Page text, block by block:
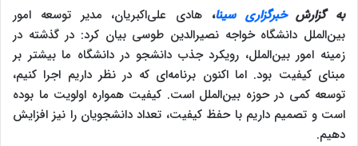
به گزارشخبرگزاری سینا، هادی علی‌اکبریان، مدیر توسعه امور
بین‌الملل دانشگاه خواجه نصیرالدین طوسی بیان کرد: در گذشته در
زمینه امور بین‌الملل، رویکرد جذب دانشجو در دانشگاه ما بیشتر بر
مبنای کیفیت بود. اما اکنون برنامه‌ای که در نظر داریم اجرا کنیم،
توسعه کمی در حوزه بین‌الملل است. کیفیت همواره اولویت ما بوده
است و تصمیم داریم با حفظ کیفیت، تعداد دانشجویان را نیز افزایش
دهیم.